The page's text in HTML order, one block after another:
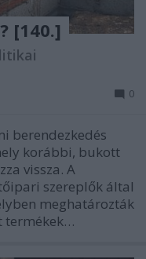
[140.]
0
berendezkedés
korábbi, bukott
vissza. A
szereplők által
meghatározták
termékek…